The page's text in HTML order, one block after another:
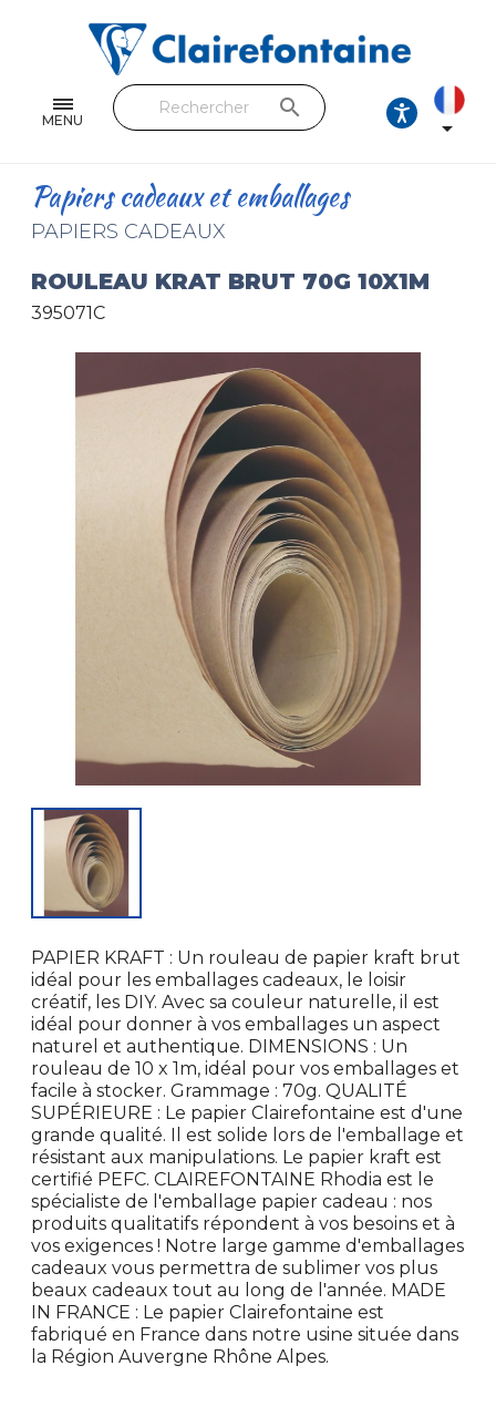
MENU
Feuilles & Copies
Beaux-arts & Dessin
Loisirs créatifs
Cuir & trousses
RETROUVEZ NOS COLLECTIONS
Toutes les collections
search

Papiers cadeaux et emballages
PAPIERS CADEAUX
ROULEAU KRAT BRUT 70G 10X1M
395071C
PAPIER KRAFT : Un rouleau de papier kraft brut
idéal pour les emballages cadeaux, le loisir
créatif, les DIY. Avec sa couleur naturelle, il est
idéal pour donner à vos emballages un aspect
naturel et authentique. DIMENSIONS : Un
rouleau de 10 x 1m, idéal pour vos emballages et
facile à stocker. Grammage : 70g. QUALITÉ
SUPÉRIEURE : Le papier Clairefontaine est d'une
grande qualité. Il est solide lors de l'emballage et
résistant aux manipulations. Le papier kraft est
certifié PEFC. CLAIREFONTAINE Rhodia est le
spécialiste de l'emballage papier cadeau : nos
produits qualitatifs répondent à vos besoins et à
vos exigences ! Notre large gamme d'emballages
cadeaux vous permettra de sublimer vos plus
beaux cadeaux tout au long de l'année. MADE
IN FRANCE : Le papier Clairefontaine est
fabriqué en France dans notre usine située dans
la Région Auvergne Rhône Alpes.